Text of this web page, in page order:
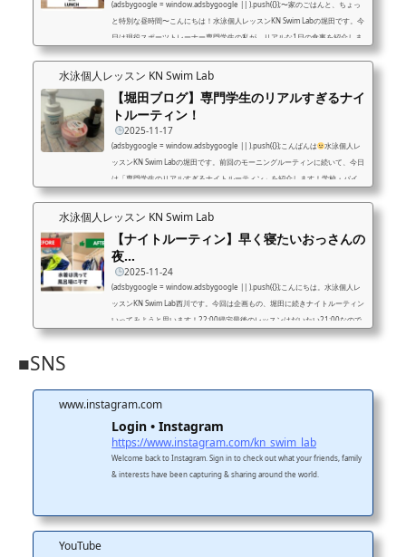
(adsbygoogle = window.adsbygoogle || ).push({});〜家のごはんと、ちょっ
と特別な昼時間〜こんにちは！水泳個人レッスンKN Swim Labの堀田です。今
日は現役スポーツトレーナー専門学生の私が、リアルな1日の食事を紹介しま
す
授業では筋肉や栄養のことを学ぶ毎日。だから今、「食事ってほんとに
大事だな〜」って実感しています。…でも正直、わたしは料理はあまり得意じ
日の夜ごはんが、今日の朝ごはんに変身！親曰く、朝はバタ...
水泳個人レッスン KN Swim Lab
【堀田ブログ】専門学生のリアルすぎるナイ
トルーティン！
2025-11-17
(adsbygoogle = window.adsbygoogle || ).push({});こんばんは
水泳個人レ
ッスンKN Swim Labの堀田です。前回のモーニングルーティンに続いて、今日
は「専門学生のリアルすぎるナイトルーティン」を紹介します！学校・バイ
ト・練習…毎日あっという間！キラキラというより、バタバタ×充実な夜をお
16:30 学校終了→即帰宅！授業が終わった瞬間、「今日も一日
くと終点まで行ってます。笑でもまだ終わりません。家に帰った...
水泳個人レッスン KN Swim Lab
【ナイトルーティン】早く寝たいおっさんの
夜…
2025-11-24
(adsbygoogle = window.adsbygoogle || ).push({});こんにちは。水泳個人レ
ッスンKN Swim Lab西川です。今回は企画もの、堀田に続きナイトルーティン
いってみようと思います！22:00帰宅最後のレッスンはだいたい21:00なので
帰宅は22:00過ぎることがほとんどですね。9:00から活動を始めて、13時
ら水洗い。...
■SNS
www.instagram.com
Login • Instagram
https://www.instagram.com/kn_swim_lab
Welcome back to Instagram. Sign in to check out what your friends, family
& interests have been capturing & sharing around the world.
YouTube